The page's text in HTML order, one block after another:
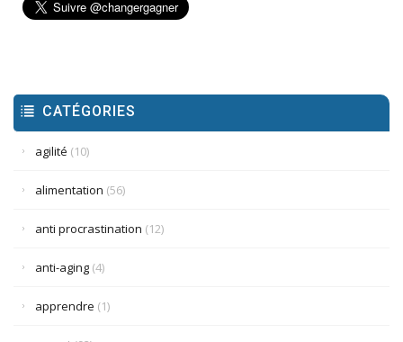
CATÉGORIES
agilité (10)
alimentation (56)
anti procrastination (12)
anti-aging (4)
apprendre (1)